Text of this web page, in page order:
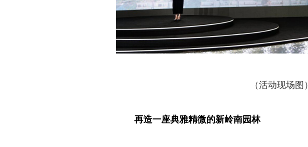
（活动现场图）
再造一座典雅精微的新岭南园林